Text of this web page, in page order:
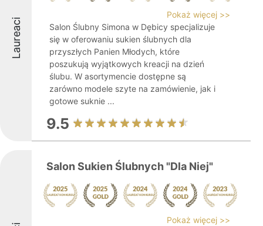
Laureaci
Pokaż więcej >>
Salon Ślubny Simona w Dębicy specjalizuje
się w oferowaniu sukien ślubnych dla
przyszłych Panien Młodych, które
poszukują wyjątkowych kreacji na dzień
ślubu. W asortymencie dostępne są
zarówno modele szyte na zamówienie, jak i
gotowe suknie ...
9.5
Salon Sukien Ślubnych "Dla Niej"
Pokaż więcej >>